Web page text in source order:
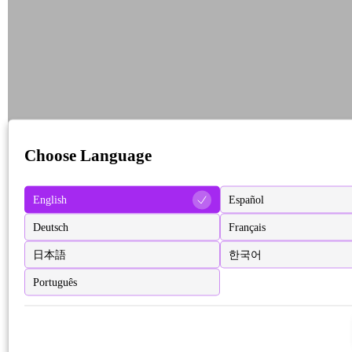
Choose Language
English Español
Deutsch Français
日本語 한국어
Português